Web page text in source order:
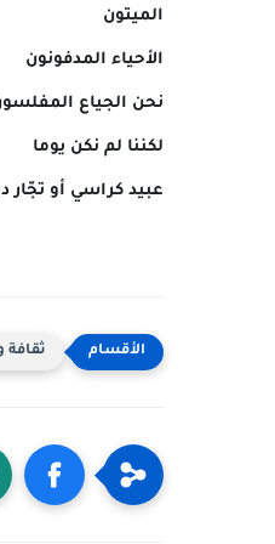
الميتون
الأحياء المدفونون
نحن الجياع
لكننا لم نكن يوما
عبيد كراسي أو تجّار
ثقافة